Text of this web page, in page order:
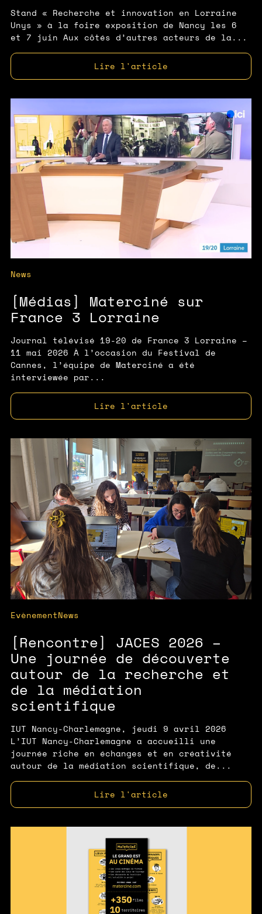
Stand « Recherche et innovation en Lorraine
Unys » à la foire exposition de Nancy les 6
et 7 juin Aux côtés d’autres acteurs de la...
Lire l'article
News
[Médias] Materciné sur
France 3 Lorraine
Journal télévisé 19-20 de France 3 Lorraine –
11 mai 2026 À l’occasion du Festival de
Cannes, l’équipe de Materciné a été
interviewée par...
Lire l'article
EvènementNews
[Rencontre] JACES 2026 –
Une journée de découverte
autour de la recherche et
de la médiation
scientifique
IUT Nancy-Charlemagne, jeudi 9 avril 2026
L’IUT Nancy-Charlemagne a accueilli une
journée riche en échanges et en créativité
autour de la médiation scientifique, de...
Lire l'article